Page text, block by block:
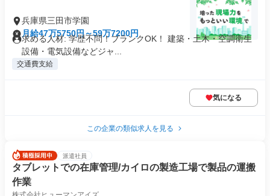
兵庫県三田市学園
月給47万5750円～59万7200円
求める人材: 学歴不問！ブランクOK！ 建築・土木・空調衛生
設備・電気設備などジャ...
交通費支給
気になる
この企業の類似求人を見る
派遣社員
タブレットでの在庫管理/カイロの製造工場で製品の運搬
作業